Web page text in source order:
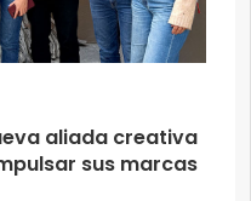
aliada creativa
sus marcas